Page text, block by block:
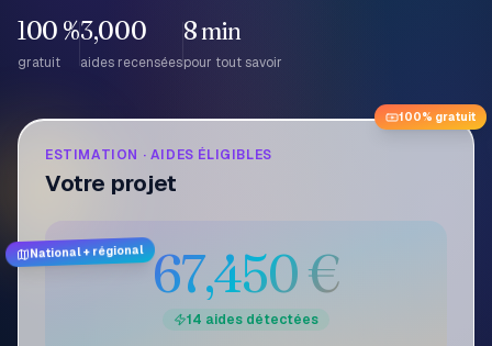
100 %
gratuit
3,000
aides recensées
8min
pour tout savoir
ESTIMATION · AIDES ÉLIGIBLES
Votre projet
67,450€
14 aides détectées
100% gratuit
National + régional